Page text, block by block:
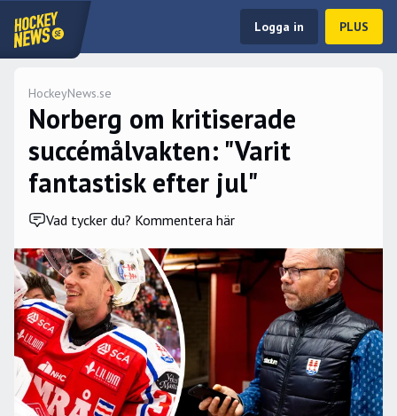
Logga in PLUS
HockeyNews.se
Norberg om kritiserade
succémålvakten: "Varit
fantastisk efter jul"
Vad tycker du? Kommentera här